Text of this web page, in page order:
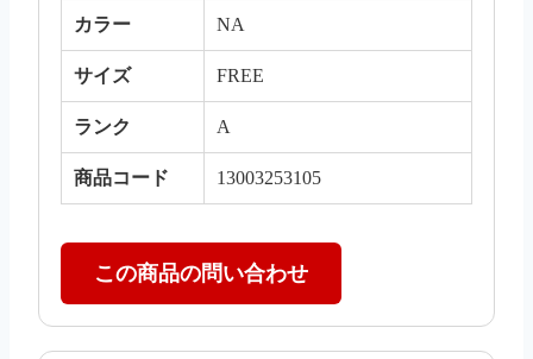
カラー NA
サイズ FREE
ランク A
商品コード 13003253105
この商品の問い合わせ